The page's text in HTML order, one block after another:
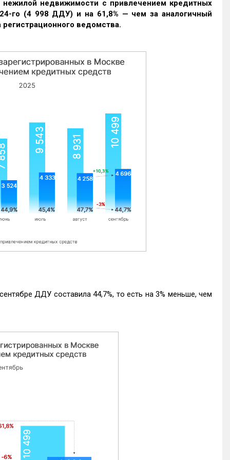
недвижимости с привлечением кредитных
го (4 998 ДДУ) и на 61,8% — чем за аналогичный
ведомства.
ДДУ составила 44,7%, то есть на 3% меньше, чем